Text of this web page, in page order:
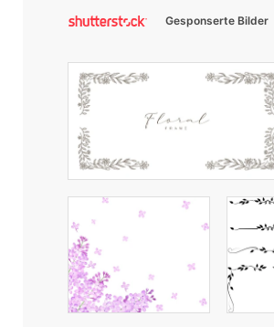
Gesponserte Bilder